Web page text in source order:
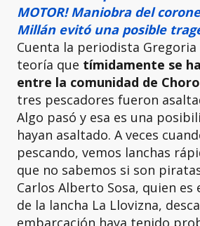
MOTOR! Maniobra del
Millán evitó una posible
Cuenta la periodista
teoría que tímidamente se
entre la comunidad de
tres pescadores fueron
Algo pasó y esa es una
hayan asaltado. A veces
pescando, vemos lanchas
que no sabemos si son
Carlos Alberto Sosa, quien es
de la lancha La Llovizna,
embarcación haya tenido